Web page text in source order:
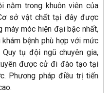
nằm trong khuôn viên của
sở vật chất tại đây được
máy móc hiện đại bậc nhất,
bệnh phù hợp với mức
tụ đội ngũ chuyên gia,
được cử đi đào tạo tại
Phương pháp điều trị tiến